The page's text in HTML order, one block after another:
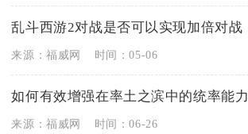
乱斗西游2对战是否可以实现加倍对战
来源：福威网 时间：05-06
如何有效增强在率土之滨中的统率能力
来源：福威网 时间：06-26